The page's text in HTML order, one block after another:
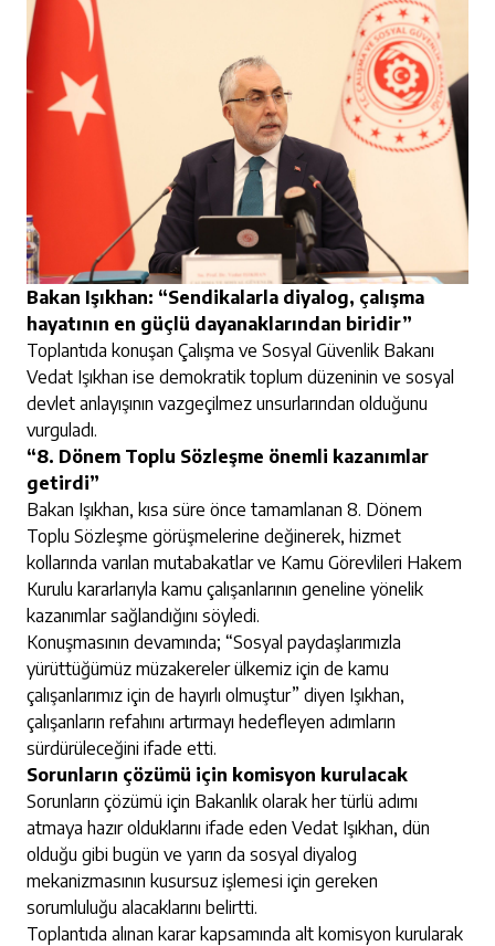
Bakan Işıkhan: “Sendikalarla diyalog, çalışma
hayatının en güçlü dayanaklarından biridir”
Toplantıda konuşan Çalışma ve Sosyal Güvenlik Bakanı
Vedat Işıkhan ise demokratik toplum düzeninin ve sosyal
devlet anlayışının vazgeçilmez unsurlarından olduğunu
vurguladı.
“8. Dönem Toplu Sözleşme önemli kazanımlar
getirdi”
Bakan Işıkhan, kısa süre önce tamamlanan 8. Dönem
Toplu Sözleşme görüşmelerine değinerek, hizmet
kollarında varılan mutabakatlar ve Kamu Görevlileri Hakem
Kurulu kararlarıyla kamu çalışanlarının geneline yönelik
kazanımlar sağlandığını söyledi.
Konuşmasının devamında; “Sosyal paydaşlarımızla
yürüttüğümüz müzakereler ülkemiz için de kamu
çalışanlarımız için de hayırlı olmuştur” diyen Işıkhan,
çalışanların refahını artırmayı hedefleyen adımların
sürdürüleceğini ifade etti.
Sorunların çözümü için komisyon kurulacak
Sorunların çözümü için Bakanlık olarak her türlü adımı
atmaya hazır olduklarını ifade eden Vedat Işıkhan, dün
olduğu gibi bugün ve yarın da sosyal diyalog
mekanizmasının kusursuz işlemesi için gereken
sorumluluğu alacaklarını belirtti.
Toplantıda alınan karar kapsamında alt komisyon kurularak